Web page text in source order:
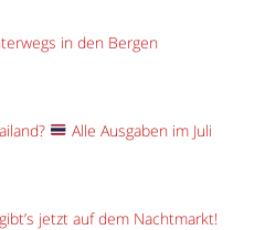
in den Bergen
Alle Ausgaben im Juli
jetzt auf dem Nachtmarkt!